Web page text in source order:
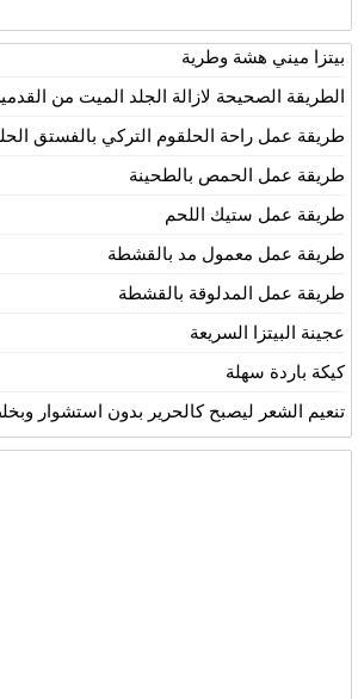
بيتزا ميني هشة وطرية
الطريقة الصحيحة لازالة الجلد الميت من
طريقة عمل راحة الحلقوم التركي بالفستق
طريقة عمل الحمص بالطحينة
طريقة عمل ستيك اللحم
طريقة عمل معمول مد بالقشطة
طريقة عمل المدلوقة بالقشطة
عجينة البيتزا السريعة
كيكة باردة سهلة
تنعيم الشعر ليصبح كالحرير بدون استشوار